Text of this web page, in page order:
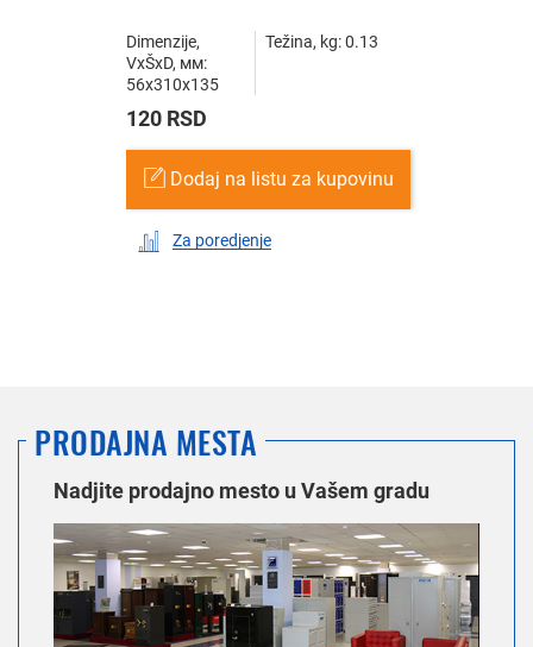
Dimenzije,
VxŠxD, мм:
56x310x135
Težina, kg: 0.13
120 RSD
Dodaj na listu za kupovinu
Za poredjenje
PRODAJNA MESTA
Nadjite prodajno mesto u Vašem gradu